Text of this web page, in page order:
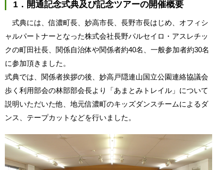
1．開通記念式典及び記念ツアーの開催概要
式典には、信濃町長、妙高市長、長野市長はじめ、オフィシ
ャルパートナーとなった株式会社長野パルセイロ・アスレチッ
クの町田社長、関係自治体や関係者約40名、一般参加者約30名
に参加頂きました。
式典では、関係者挨拶の後、妙高戸隠連山国立公園連絡協議会
歩く利用部会の林部部会長より「あまとみトレイル」について
説明いただいた他、地元信濃町のキッズダンスチームによるダ
ンス、テープカットなどを行いました。